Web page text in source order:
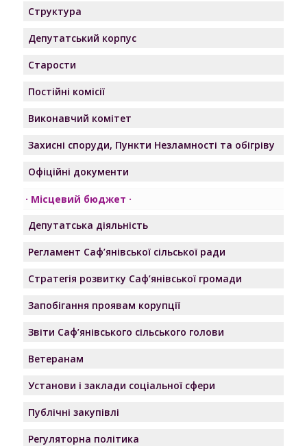
Структура
Депутатський корпус
Старости
Постійні комісії
Виконавчий комітет
Захисні споруди, Пункти Незламності та обігріву
Офіційні документи
Місцевий бюджет
Депутатська діяльність
Регламент Саф’янівської сільської ради
Стратегія розвитку Саф’янівської громади
Запобігання проявам корупції
Звіти Саф’янівського сільського голови
Ветеранам
Установи і заклади соціальної сфери
Публічні закупівлі
Регуляторна політика